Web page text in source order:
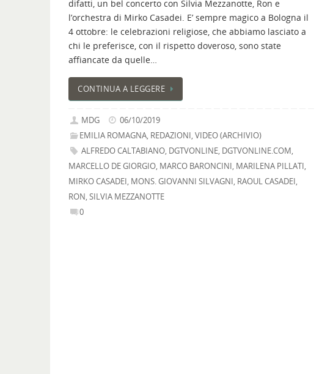
difatti, un bel concerto con Silvia Mezzanotte, Ron e
l’orchestra di Mirko Casadei. E’ sempre magico a Bologna il
4 ottobre: le celebrazioni religiose, che abbiamo lasciato a
chi le preferisce, con il rispetto doveroso, sono state
affiancate da quelle…
CONTINUA A LEGGERE
MDG
06/10/2019
EMILIA ROMAGNA, REDAZIONI,VIDEO (ARCHIVIO)
ALFREDO CALTABIANO, DGTVONLINE, DGTVONLINE.COM,
MARCELLO DE GIORGIO, MARCO BARONCINI, MARILENA PILLATI,
MIRKO CASADEI, MONS. GIOVANNI SILVAGNI, RAOUL CASADEI,
RON,SILVIA MEZZANOTTE
0